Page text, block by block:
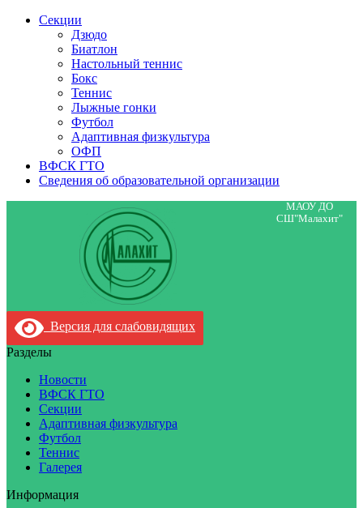
Секции
Дзюдо
Биатлон
Настольный теннис
Бокс
Теннис
Лыжные гонки
Футбол
Адаптивная физкультура
ОФП
ВФСК ГТО
Сведения об образовательной организации
МАОУ ДО
СШ"Малахит"
Версия для слабовидящих
Разделы
Новости
ВФСК ГТО
Секции
Адаптивная физкультура
Футбол
Теннис
Галерея
Информация